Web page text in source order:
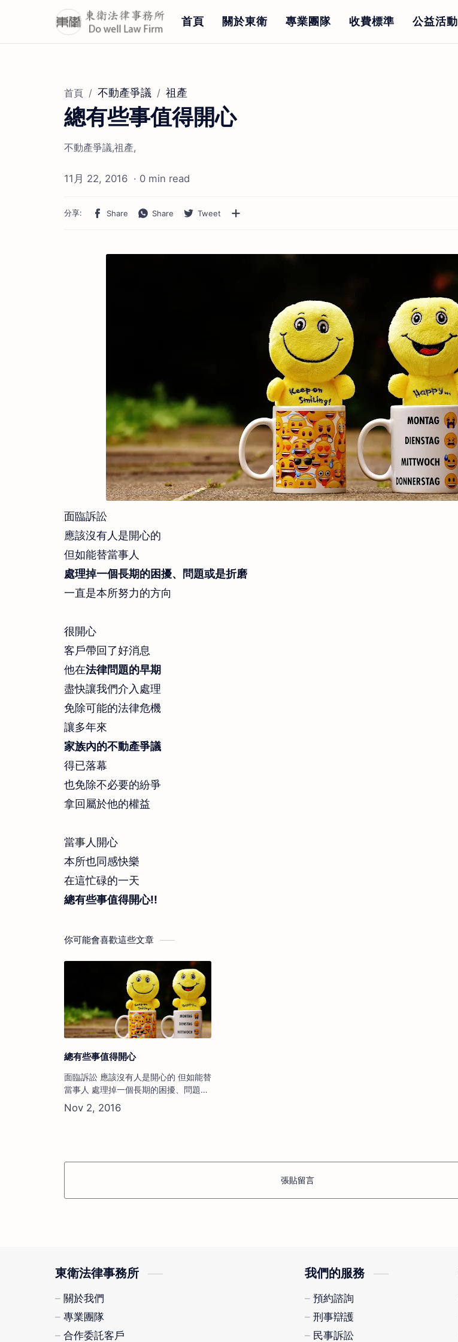
首頁 關於東衛 專業團隊 收費標準 公益活動
首頁 不動產爭議 祖產
總有些事值得開心
不動產爭議,祖產,
0 min read
面臨訴訟
應該沒有人是開心的
但如能替當事人
處理掉一個長期的困擾、問題或是折磨
一直是本所努力的方向
很開心
客戶帶回了好消息
他在法律問題的早期
盡快讓我們介入處理
免除可能的法律危機
讓多年來
家族內的不動產爭議
得已落幕
也免除不必要的紛爭
拿回屬於他的權益
當事人開心
本所也同感快樂
在這忙碌的一天
總有些事值得開心!!
你可能會喜歡這些文章
總有些事值得開心
面臨訴訟 應該沒有人是開心的 但如能替
當事人 處理掉一個長期的困擾、問題或
是折磨 一直是本所努力的方向 很開心
客戶帶回了好消息 他在法律問題的早期
權益 當事人開心 本所也同感快樂 在這
張貼留言
東衛法律事務所
關於我們
專業團隊
合作委託客戶
我們的服務
預約諮詢
刑事辯護
民事訴訟